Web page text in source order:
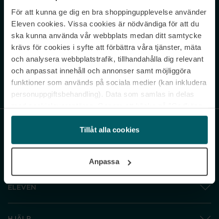
För att kunna ge dig en bra shoppingupplevelse använder
Eleven cookies. Vissa cookies är nödvändiga för att du
ska kunna använda vår webbplats medan ditt samtycke
krävs för cookies i syfte att förbättra våra tjänster, mäta
och analysera webbplatstrafik, tillhandahålla dig relevant
och anpassat innehåll och annonser samt möjliggöra
funktioner som används på sociala medier (kan inkludera
personuppgiftsbehandling). Data som samlas in delas
och gå vidare” accepterar du samtliga cookies medan du
under ”Inställningar” kan anpassa användningen av
cookies. Du kan återkalla ditt samtycke när som helst.
Tillåt alla cookies
Anpassa
Never miss a beat.
Sign up to our newsletter.
Genom att prenumerera accepterar du vår Integritetspolicy. Avprenumerera
ELEVEN